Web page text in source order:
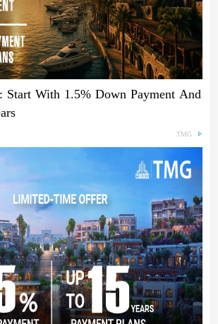
With 1.5% Down Payment And
TMG